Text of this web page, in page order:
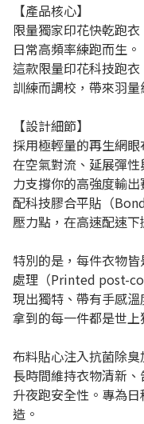
【產品核心】
限量獨家印花快乾跑
日常高頻率練跑而生。
這款限量印花科技跑
訓練而調校，帶來羽
【設計細節】
採用極輕量的再生網
在空氣對流、延展彈
力支撐你的高強度輸
配科技膠合平貼（
壓力點，在高速配速下
特別的是，每件衣物
處理（Printed post-
現出獨特、帶有手感
拿到的每一件都是世上
布料貼心注入抗菌除
長時間維持衣物清新
升夜跑安全性。專為
造。